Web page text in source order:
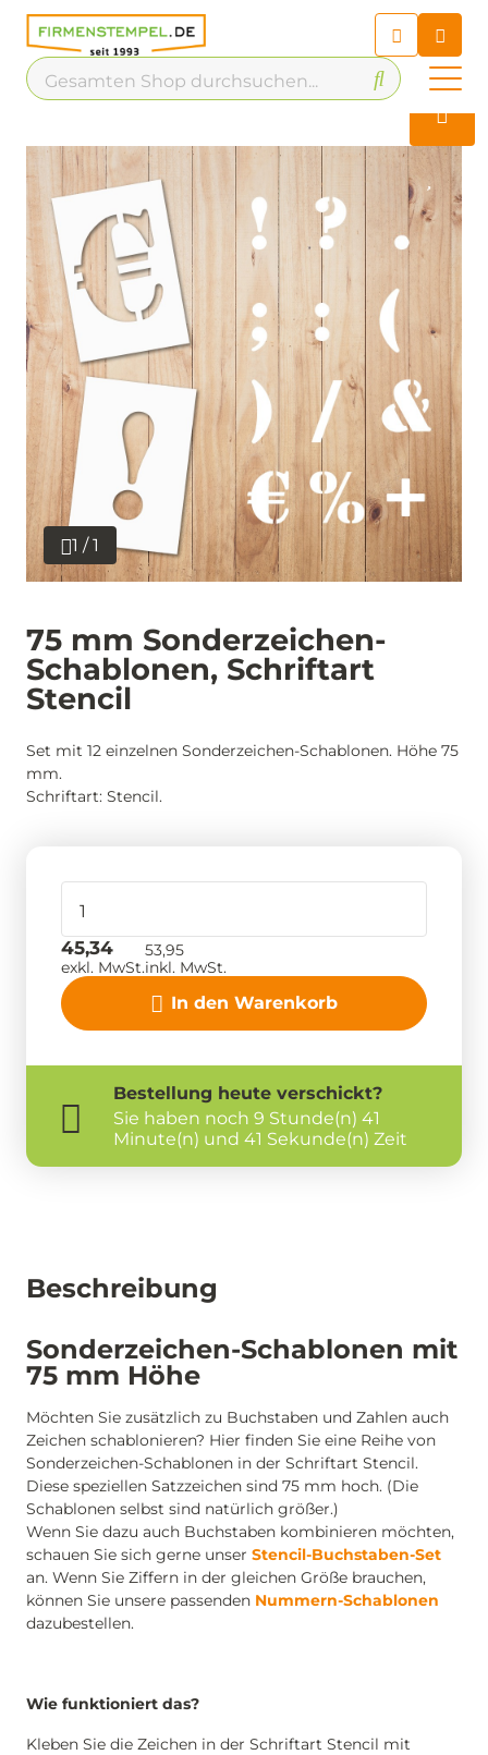
Chatbot
Chatten Sie 24/7 mit unserem
hilfreichen Chatbot
Kontakt
Beschreibung
Sonderzeichen-Schablonen mit
75 mm Höhe
Möchten Sie zusätzlich zu Buchstaben und Zahlen auch
Zeichen schablonieren? Hier finden Sie eine Reihe von
Sonderzeichen-Schablonen in der Schriftart Stencil.
Diese speziellen Satzzeichen sind 75 mm hoch. (Die
Schablonen selbst sind natürlich größer.)
Wenn Sie dazu auch Buchstaben kombinieren möchten,
schauen Sie sich gerne unser Stencil-Buchstaben-Set
an. Wenn Sie Ziffern in der gleichen Größe brauchen,
können Sie unsere passenden Nummern-Schablonen
dazubestellen.
Wie funktioniert das?
Kleben Sie die Zeichen in der Schriftart Stencil mit
1 / 1
75 mm Sonderzeichen-
Schablonen, Schriftart
Stencil
Set mit 12 einzelnen Sonderzeichen-Schablonen. Höhe 75
mm.
Schriftart: Stencil.
In den Warenkorb
45,34
exkl. MwSt.
53,95
inkl. MwSt.
Bestellung heute verschickt?
Sie haben noch 9 Stunde(n) 41
Minute(n) und 41 Sekunde(n) Zeit